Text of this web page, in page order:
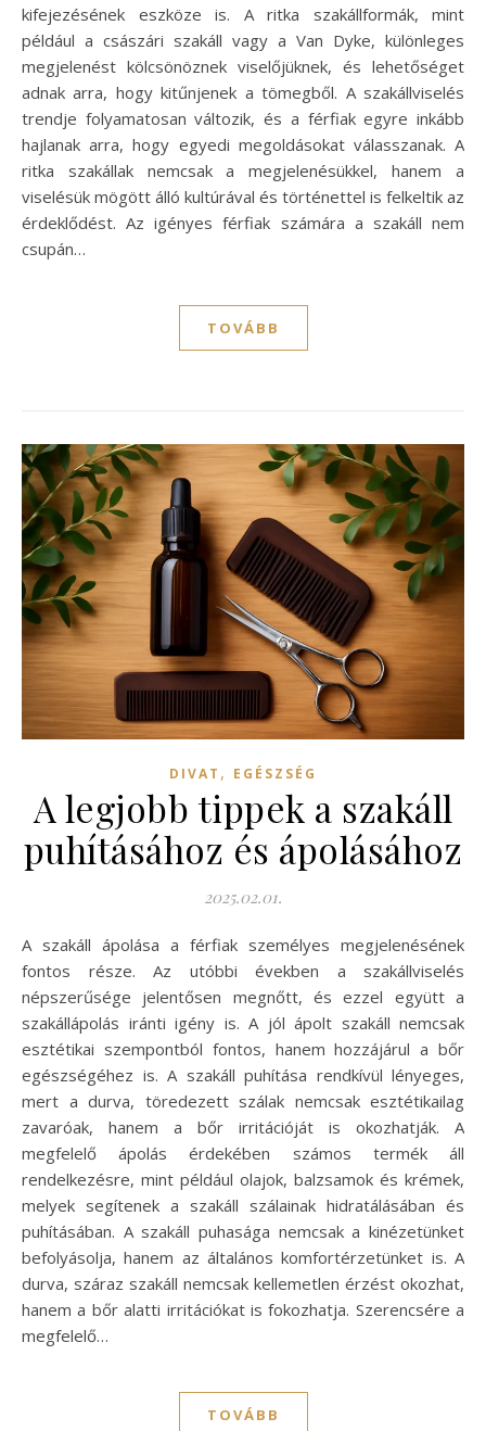
kifejezésének eszköze is. A ritka szakállformák, mint
például a császári szakáll vagy a Van Dyke, különleges
megjelenést kölcsönöznek viselőjüknek, és lehetőséget
adnak arra, hogy kitűnjenek a tömegből. A szakállviselés
trendje folyamatosan változik, és a férfiak egyre inkább
hajlanak arra, hogy egyedi megoldásokat válasszanak. A
ritka szakállak nemcsak a megjelenésükkel, hanem a
viselésük mögött álló kultúrával és történettel is felkeltik az
érdeklődést. Az igényes férfiak számára a szakáll nem
csupán…
TOVÁBB
DIVAT , EGÉSZSÉG
A legjobb tippek a szakáll
puhításához és ápolásához
2025.02.01.
A szakáll ápolása a férfiak személyes megjelenésének
fontos része. Az utóbbi években a szakállviselés
népszerűsége jelentősen megnőtt, és ezzel együtt a
szakállápolás iránti igény is. A jól ápolt szakáll nemcsak
esztétikai szempontból fontos, hanem hozzájárul a bőr
egészségéhez is. A szakáll puhítása rendkívül lényeges,
mert a durva, töredezett szálak nemcsak esztétikailag
zavaróak, hanem a bőr irritációját is okozhatják. A
megfelelő ápolás érdekében számos termék áll
rendelkezésre, mint például olajok, balzsamok és krémek,
melyek segítenek a szakáll szálainak hidratálásában és
puhításában. A szakáll puhasága nemcsak a kinézetünket
befolyásolja, hanem az általános komfortérzetünket is. A
durva, száraz szakáll nemcsak kellemetlen érzést okozhat,
hanem a bőr alatti irritációkat is fokozhatja. Szerencsére a
megfelelő…
TOVÁBB